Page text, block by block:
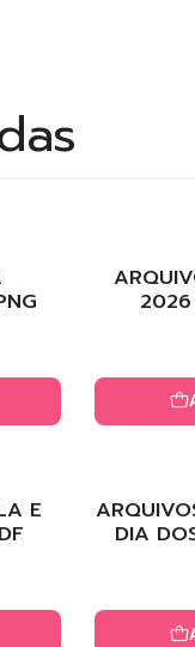
2026
E
DIA